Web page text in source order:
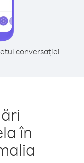
conversației
în